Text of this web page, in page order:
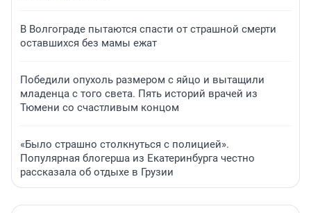
В Волгограде пытаются спасти от страшной смерти
оставшихся без мамы ежат
Победили опухоль размером с яйцо и вытащили
младенца с того света. Пять историй врачей из
Тюмени со счастливым концом
«Было страшно столкнуться с полицией».
Популярная блогерша из Екатеринбурга честно
рассказала об отдыхе в Грузии